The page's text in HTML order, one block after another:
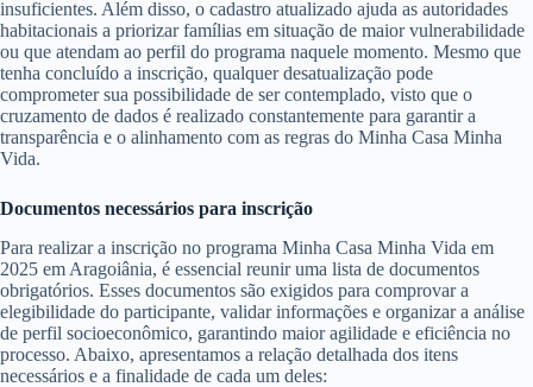
insuficientes. Além disso, o cadastro atualizado ajuda as autoridades
habitacionais a priorizar famílias em situação de maior vulnerabilidade
ou que atendam ao perfil do programa naquele momento. Mesmo que
tenha concluído a inscrição, qualquer desatualização pode
comprometer sua possibilidade de ser contemplado, visto que o
cruzamento de dados é realizado constantemente para garantir a
transparência e o alinhamento com as regras do Minha Casa Minha
Vida.
Documentos necessários para inscrição
Para realizar a inscrição no programa Minha Casa Minha Vida em
2025 em Aragoiânia, é essencial reunir uma lista de documentos
obrigatórios. Esses documentos são exigidos para comprovar a
elegibilidade do participante, validar informações e organizar a análise
de perfil socioeconômico, garantindo maior agilidade e eficiência no
processo. Abaixo, apresentamos a relação detalhada dos itens
necessários e a finalidade de cada um deles: